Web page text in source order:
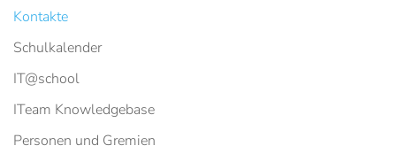
Kontakte
Schulkalender
IT@school
ITeam Knowledgebase
Personen und Gremien